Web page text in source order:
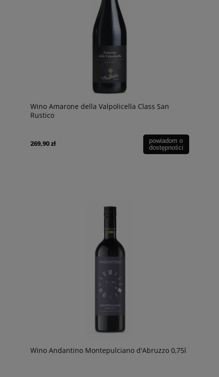
Wino Amarone della Valpolicella Class San
Rustico
269,90 zł
powiadom o
dostępności
Wino Andantino Montepulciano d'Abruzzo 0,75l